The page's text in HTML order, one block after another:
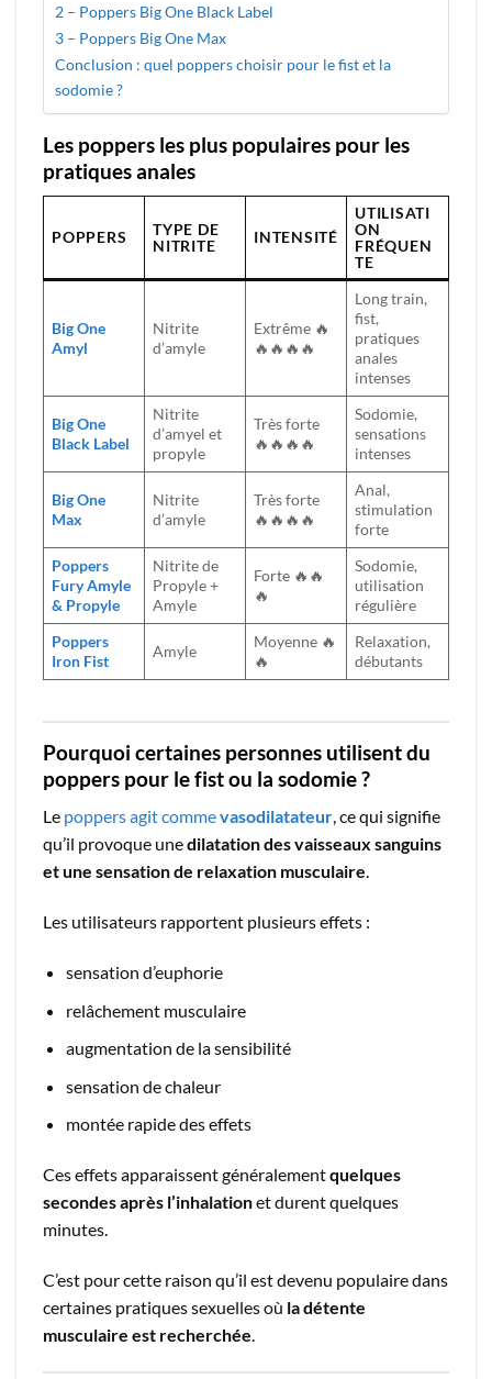
2 – Poppers Big One Black Label
3 – Poppers Big One Max
Conclusion : quel poppers choisir pour le fist et la
sodomie ?
Les poppers les plus populaires pour les
pratiques anales
POPPERS
TYPE DE
NITRITE
INTENSITÉ
UTILISATI
ON
FRÉQUEN
TE
Big One
Amyl
Nitrite
d’amyle
Extrême 🔥
🔥🔥🔥🔥
Long train,
fist,
pratiques
anales
intenses
Big One
Black Label
Nitrite
d’amyel et
propyle
Très forte
🔥🔥🔥🔥
Sodomie,
sensations
intenses
Big One
Max
Nitrite
d’amyle
Très forte
🔥🔥🔥🔥
Anal,
stimulation
forte
Poppers
Fury Amyle
& Propyle
Nitrite de
Propyle +
Amyle
Forte 🔥🔥
🔥
Sodomie,
utilisation
régulière
Poppers
Iron Fist
Amyle
Moyenne 🔥
🔥
Relaxation,
débutants
Pourquoi certaines personnes utilisent du
poppers pour le fist ou la sodomie ?
Le poppers agit commevasodilatateur, ce qui signifie
qu’il provoque unedilatation des vaisseaux sanguins
et une sensation de relaxation musculaire.
Les utilisateurs rapportent plusieurs effets :
sensation d’euphorie
relâchement musculaire
augmentation de la sensibilité
sensation de chaleur
montée rapide des effets
Ces effets apparaissent généralementquelques
secondes après l’inhalationet durent quelques
minutes.
C’est pour cette raison qu’il est devenu populaire dans
certaines pratiques sexuelles où la détente
musculaire est recherchée.